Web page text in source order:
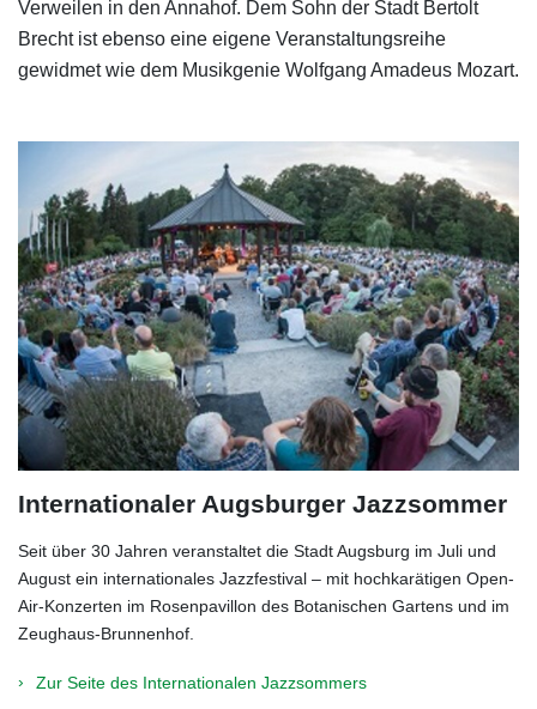
Verweilen in den Annahof. Dem Sohn der Stadt Bertolt
Brecht ist ebenso eine eigene Veranstaltungsreihe
gewidmet wie dem Musikgenie Wolfgang Amadeus Mozart.
Internationaler Augsburger Jazzsommer
Seit über 30 Jahren veranstaltet die Stadt Augsburg im Juli und
August ein internationales Jazzfestival – mit hochkarätigen Open-
Air-Konzerten im Rosenpavillon des Botanischen Gartens und im
Zeughaus-Brunnenhof.
Zur Seite des Internationalen Jazzsommers